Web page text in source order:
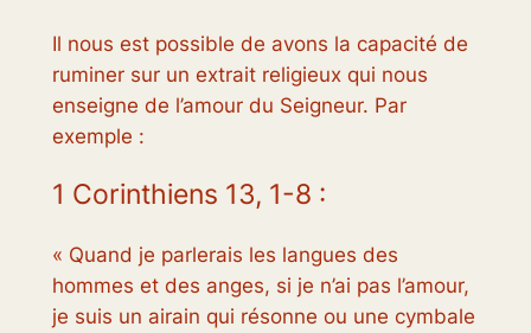
Il nous est possible de avons la capacité de
ruminer sur un extrait religieux qui nous
enseigne de l’amour du Seigneur. Par
exemple :
1 Corinthiens 13, 1-8 :
« Quand je parlerais les langues des
hommes et des anges, si je n’ai pas l’amour,
je suis un airain qui résonne ou une cymbale